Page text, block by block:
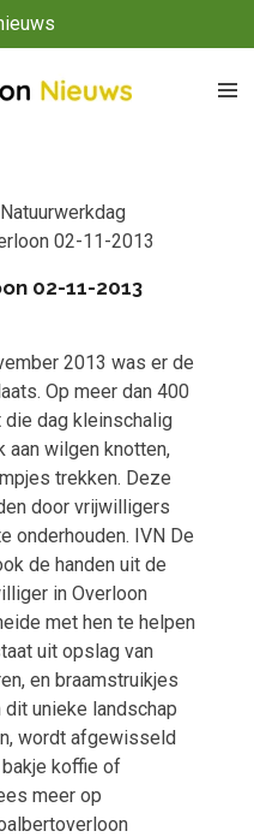
Natuurwerkdag
02-11-2013
02-11-2013
2013 was er de
Op meer dan 400
dag kleinschalig
aan wilgen knotten,
trekken. Deze
door vrijwilligers
onderhouden. IVN De
de handen uit de
in Overloon
met hen te helpen
uit opslag van
en braamstruikjes
unieke landschap
wordt afgewisseld
koffie of
meer op